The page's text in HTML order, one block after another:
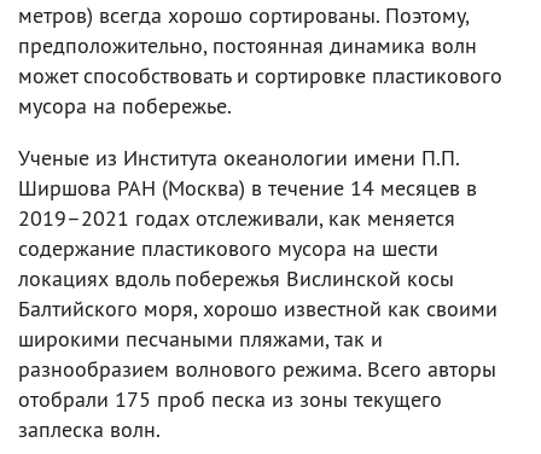
метров) всегда хорошо сортированы. Поэтому,
предположительно, постоянная динамика волн
может способствовать и сортировке пластикового
мусора на побережье.
Ученые из Института океанологии имени П.П.
Ширшова РАН (Москва) в течение 14 месяцев в
2019–2021 годах отслеживали, как меняется
содержание пластикового мусора на шести
локациях вдоль побережья Вислинской косы
Балтийского моря, хорошо известной как своими
широкими песчаными пляжами, так и
разнообразием волнового режима. Всего авторы
отобрали 175 проб песка из зоны текущего
заплеска волн.